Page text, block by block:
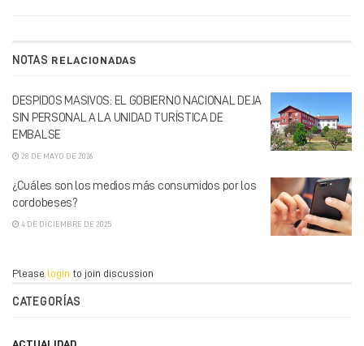
NOTAS RELACIONADAS
DESPIDOS MASIVOS: EL GOBIERNO NACIONAL DEJA
SIN PERSONAL A LA UNIDAD TURÍSTICA DE
EMBALSE
28 DE MAYO DE 2026
¿Cuáles son los medios más consumidos por los
cordobeses?
4 DE DICIEMBRE DE 2025
Please login to join discussion
CATEGORÍAS
ACTUALIDAD